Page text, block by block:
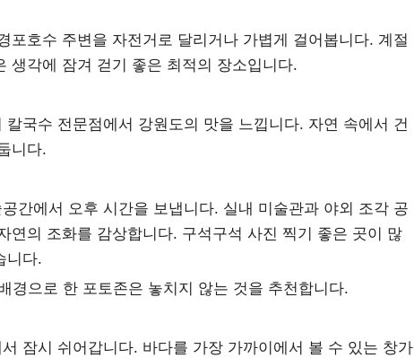
포호수 주변을 자전거로 달리거나 가볍게 걸어봅니다. 계절
생각에 잠겨 걷기 좋은 최적의 장소입니다.
국수 전문점에서 강원도의 맛을 느낍니다. 자연 속에서 건
니다.
간에서 오후 시간을 보냅니다. 실내 미술관과 야외 조각 공
연의 조화를 감상합니다. 구석구석 사진 찍기 좋은 곳이 많
니다.
경으로 한 포토존은 놓치지 않는 것을 추천합니다.
잠시 쉬어갑니다. 바다를 가장 가까이에서 볼 수 있는 창가